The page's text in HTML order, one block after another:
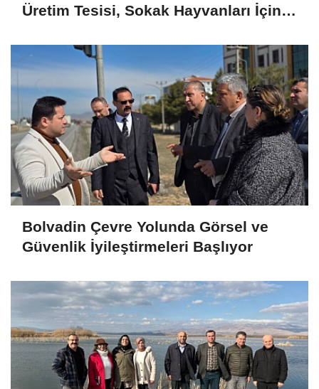
Üretim Tesisi, Sokak Hayvanları İçin
Bolvadin Çevre Yolunda Görsel ve
Güvenlik İyileştirmeleri Başlıyor